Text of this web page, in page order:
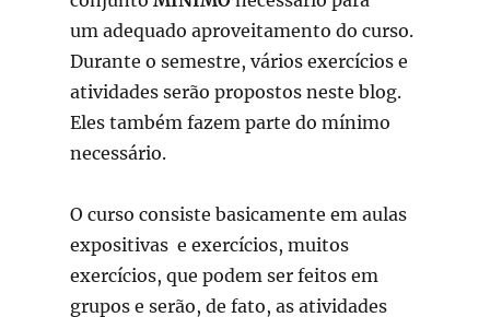
um adequado aproveitamento do curso.
Durante o semestre, vários exercícios e
atividades serão propostos neste blog.
Eles também fazem parte do mínimo
necessário.
O curso consiste basicamente em aulas
expositivas e exercícios, muitos
exercícios, que podem ser feitos em
grupos e serão, de fato, as atividades